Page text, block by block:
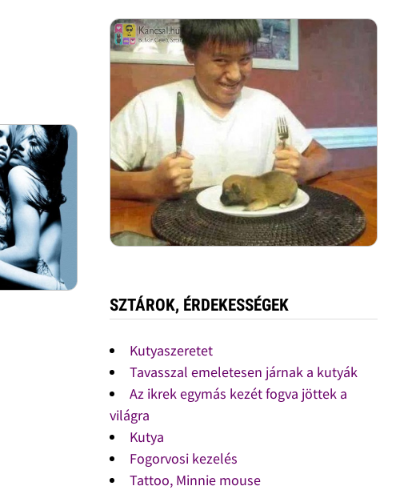
SZTÁROK, ÉRDEKESSÉGEK
Kutyaszeretet
Tavasszal emeletesen járnak a kutyák
Az ikrek egymás kezét fogva jöttek a
világra
Kutya
Fogorvosi kezelés
Tattoo, Minnie mouse